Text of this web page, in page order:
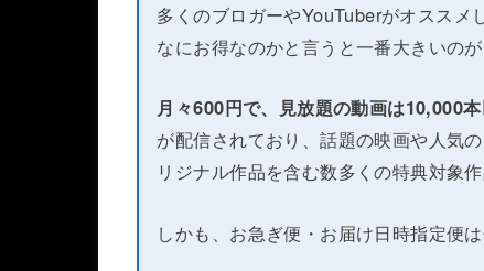
多くのブロガーやYouTuberがオスス
なにお得なのかと言うと一番大きいのが
月々600円で、見放題の動画は10,000
が配信されており、話題の映画や人気
リジナル作品を含む数多くの特典対象
しかも、お急ぎ便・お届け日時指定便